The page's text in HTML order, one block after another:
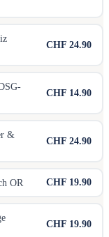
CHF 24.90
CHF 14.90
&
CHF 24.90
OR CHF 19.90
CHF 19.90